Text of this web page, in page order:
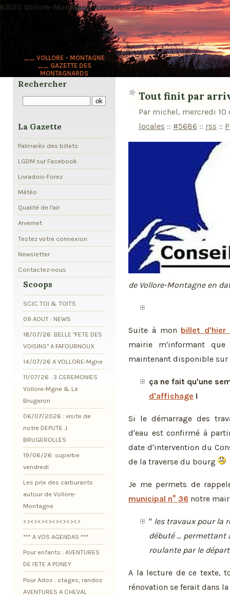
__ VOLLORE - MONTAGNE
__ GAZETTE DES
MONTAGNARDS
63120 Vollore-Montagne · Livradois-Forez
Tout finit par
Par michel, mercredi 10
locales :: #5686 :: rss ::
de Vollore-Montagne en
Suite à mon billet d'hier
mairie m'informant
maintenant disponible sur
ça ne fait qu'une
d'affichage !
Si le démarrage des
d'eau est confirmé à
date d'intervention du
de la traverse du bourg
Je me permets de
municipal n° 36 notre
" les travaux pour la
débuté ...
roulante par le
A la lecture de ce texte,
rénovation se ferait dans
Rechercher
La Gazette
Palmarès des billets
LGDM sur Facebook
Livradois-Forez
Météo
Qualité de l'air
Arvernet
Testez votre connexion
Newsletter
Contactez-nous
Scoops
SCIC TOI & TOITS
09 AOUT : NEWS
18/07/26: BELLE "FETE DES
VOISINS" A FAFOURNOUX
14/07/26 A VOLLORE-Mgne
11/07/26 : 3 CEREMONIES
Vollore-Mgne & Le
Brugeron
06/07/2026 : visite de
notre DEPUTE J.
BRUGEROLLES
19/06/26: superbe
vendredi
Les prix des carburants
autour de Vollore-
Montagne
<><><><><><><><>
*** A VOS AGENDAS ***
Pour enfants : AVENTURES
DE l'ETE A PONEY
Pour Ados : stages, randos
AVENTURES A CHEVAL